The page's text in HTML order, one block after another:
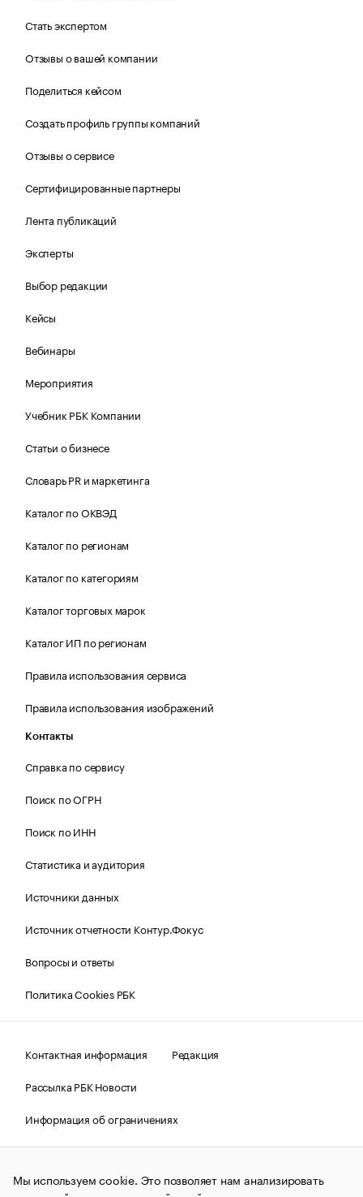
Стать экспертом
Отзывы о вашей компании
Поделиться кейсом
Создать профиль группы компаний
Отзывы о сервисе
Сертифицированные партнеры
Лента публикаций
Эксперты
Выбор редакции
Кейсы
Вебинары
Мероприятия
Учебник РБК Компании
Статьи о бизнесе
Словарь PR и маркетинга
Каталог по ОКВЭД
Каталог по регионам
Каталог по категориям
Каталог торговых марок
Каталог ИП по регионам
Правила использования сервиса
Правила использования изображений
Контакты
Справка по сервису
Поиск по ОГРН
Поиск по ИНН
Статистика и аудитория
Источники данных
Источник отчетности Контур.Фокус
Вопросы и ответы
Политика Cookies РБК
Контактная информация
Редакция
Рассылка РБК Новости
Информация об ограничениях
Правовая информация
О соблюдении авторских прав
© АО «РОСБИЗНЕСКОНСАЛТИНГ»,1995–2026.Сообщения
Мы используем cookie. Это позволяет нам анализировать